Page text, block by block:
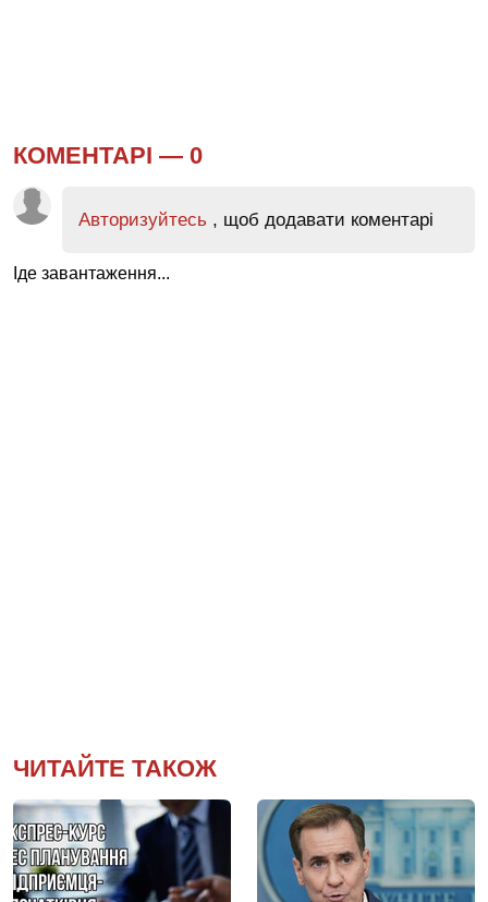
КОМЕНТАРІ — 0
Авторизуйтесь , щоб додавати коментарі
Іде завантаження...
ЧИТАЙТЕ ТАКОЖ